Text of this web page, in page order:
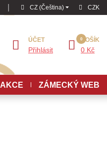
CZ (Čeština) CZK
ÚČET
Přihlásit
KOŠÍK
0 Kč
AKCE ZÁMECKÝ WEB